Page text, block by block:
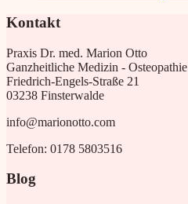
Kontakt
Praxis Dr. med. Marion Otto
Ganzheitliche Medizin - Osteopathie
Friedrich-Engels-Straße 21
03238 Finsterwalde
info@marionotto.com
Telefon: 0178 5803516
Blog